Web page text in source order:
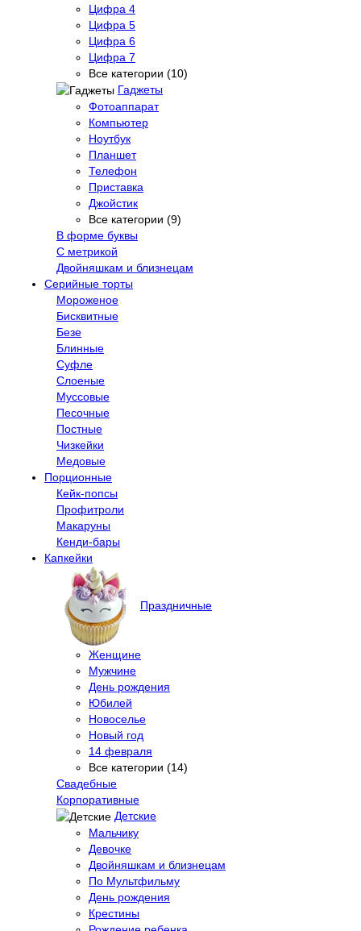
Цифра 4
Цифра 5
Цифра 6
Цифра 7
Все категории (10)
Гаджеты
Фотоаппарат
Компьютер
Ноутбук
Планшет
Телефон
Приставка
Джойстик
Все категории (9)
В форме буквы
С метрикой
Двойняшкам и близнецам
Серийные торты
Мороженое
Бисквитные
Безе
Блинные
Суфле
Слоеные
Муссовые
Песочные
Постные
Чизкейки
Медовые
Порционные
Кейк-попсы
Профитроли
Макаруны
Кенди-бары
Капкейки
Праздничные
Женщине
Мужчине
День рождения
Юбилей
Новоселье
Новый год
14 февраля
Все категории (14)
Свадебные
Корпоративные
Детские
Мальчику
Девочке
Двойняшкам и близнецам
По Мультфильму
День рождения
Крестины